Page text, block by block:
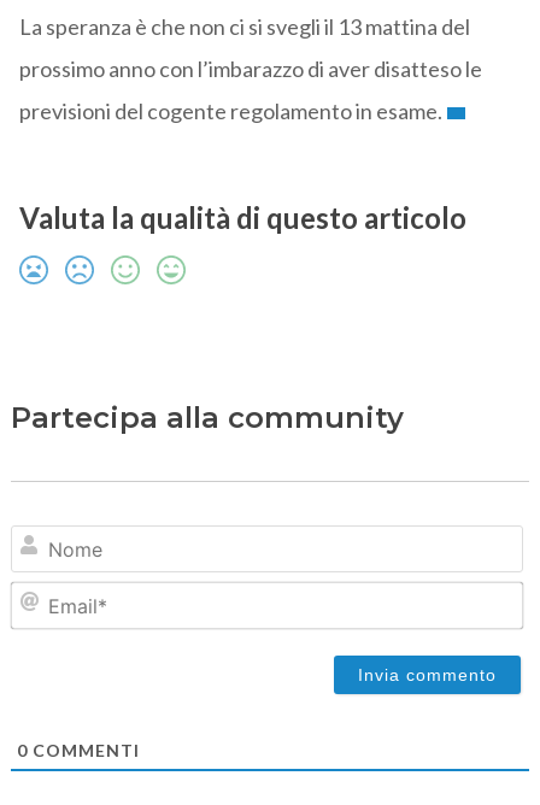
La speranza è che non ci si svegli il 13 mattina del
prossimo anno con l’imbarazzo di aver disatteso le
previsioni del cogente regolamento in esame.
Valuta la qualità di questo articolo
Partecipa alla community
0COMMENTI